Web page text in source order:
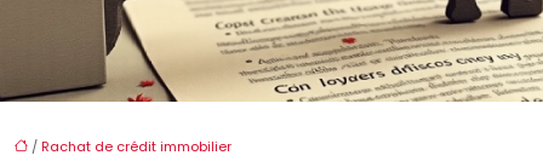
/ Rachat de crédit immobilier